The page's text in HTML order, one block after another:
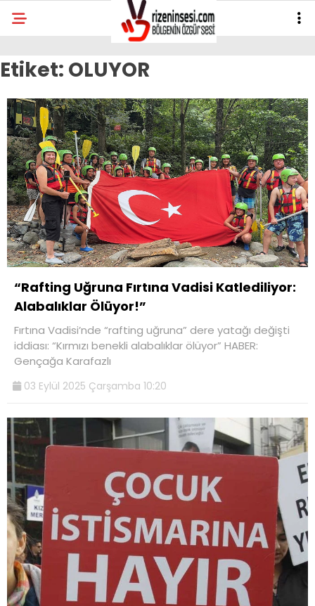
Etiket: OLUYOR
“Rafting Uğruna Fırtına Vadisi Katlediliyor:
Alabalıklar Ölüyor!”
Fırtına Vadisi’nde “rafting uğruna” dere yatağı değişti
iddiası: “Kırmızı benekli alabalıklar ölüyor” HABER:
Gençağa Karafazlı
03 Eylül 2025 Çarşamba 10:20